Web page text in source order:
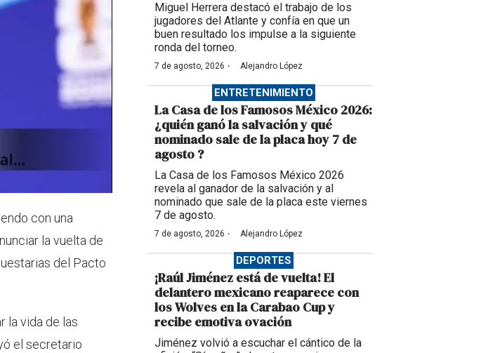
con una
la vuelta de
del Pacto
la vida de las
el secretario
Miguel Herrera destacó el trabajo de los
jugadores del Atlante y confía en que un
buen resultado los impulse a la siguiente
ronda del torneo.
7 de agosto, 2026 · Alejandro López
ENTRETENIMIENTO
La Casa de los Famosos México 2026:
¿quién ganó la salvación y qué
nominado sale de la placa hoy 7 de
agosto ?
La Casa de los Famosos México 2026
revela al ganador de la salvación y al
nominado que sale de la placa este viernes
7 de agosto.
7 de agosto, 2026 · Alejandro López
DEPORTES
¡Raúl Jiménez está de vuelta! El
delantero mexicano reaparece con
los Wolves en la Carabao Cup y
recibe emotiva ovación
Jiménez volvió a escuchar el cántico de la